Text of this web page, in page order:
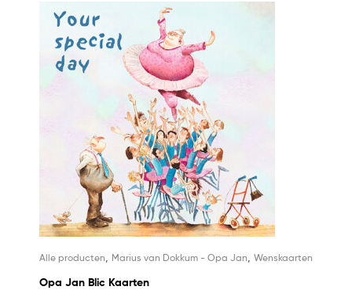
Alle producten Marius van Dokkum - Opa Jan Wenskaarten
Opa Jan Blic Kaarten